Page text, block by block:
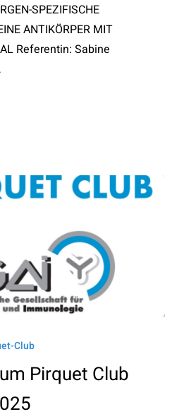
SPEZIFISCHE
ANTIKÖRPER MIT
Referentin: Sabine
Club
Pirquet Club